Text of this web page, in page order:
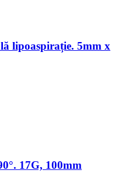
lipoaspirație. 5mm x
17G, 100mm